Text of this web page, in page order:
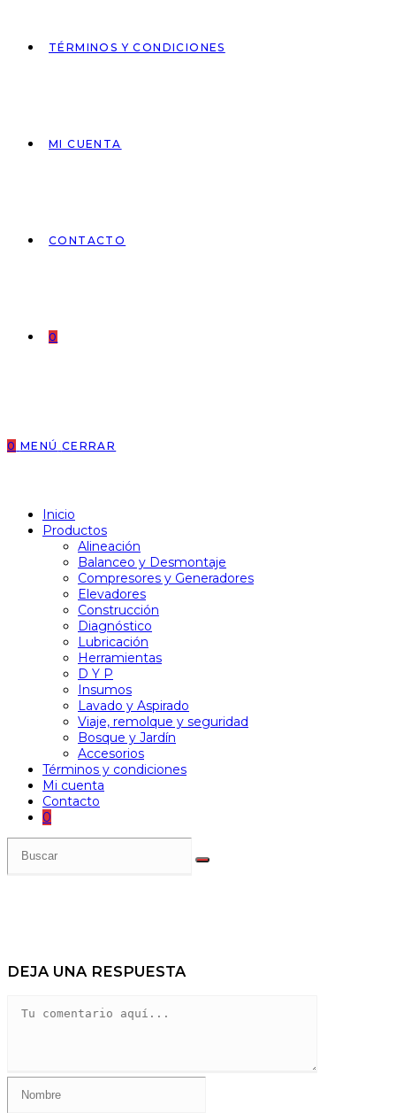
TÉRMINOS Y CONDICIONES
MI CUENTA
CONTACTO
0
0 MENÚ CERRAR
Inicio
Productos
Alineación
Balanceo y Desmontaje
Compresores y Generadores
Elevadores
Construcción
Diagnóstico
Lubricación
Herramientas
D Y P
Insumos
Lavado y Aspirado
Viaje, remolque y seguridad
Bosque y Jardín
Accesorios
Términos y condiciones
Mi cuenta
Contacto
0
DEJA UNA RESPUESTA